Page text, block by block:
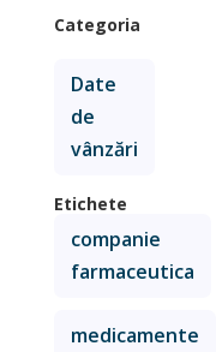
Categoria
Date
de
vânzări
Etichete
companie
farmaceutica
medicamente